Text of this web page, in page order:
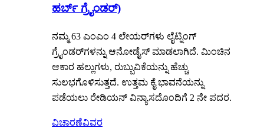
ಹರ್ಬ್ ಗ್ರೈಂಡರ್)
ನಮ್ಮ 63 ಎಂಎಂ 4 ಲೇಯರ್‌ಗಳು ಲೈಟ್ನಿಂಗ್
ಗ್ರೈಂಡರ್‌ಗಳನ್ನು ಆನೋಡೈಸ್ ಮಾಡಲಾಗಿದೆ. ಮಿಂಚಿನ
ಆಕಾರ ಹಲ್ಲುಗಳು, ರುಬ್ಬುವಿಕೆಯನ್ನು ಹೆಚ್ಚು
ಸುಲಭಗೊಳಿಸುತ್ತದೆ. ಉತ್ತಮ ಕೈ ಭಾವನೆಯನ್ನು
ಪಡೆಯಲು ರೇಡಿಯನ್ ವಿನ್ಯಾಸದೊಂದಿಗೆ 2 ನೇ ಪದರ.
ವಿಚಾರಣೆವಿವರ